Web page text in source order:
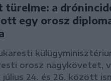
a
egy orosz
orosz nagykövetet,
24. és 26. között